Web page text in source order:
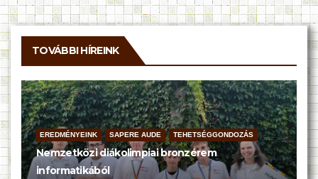
TOVÁBBI HÍREINK
EREDMÉNYEINK SAPERE AUDE TEHETSÉGGONDOZÁS
Nemzetközi diákolimpiai bronzérem
informatikából